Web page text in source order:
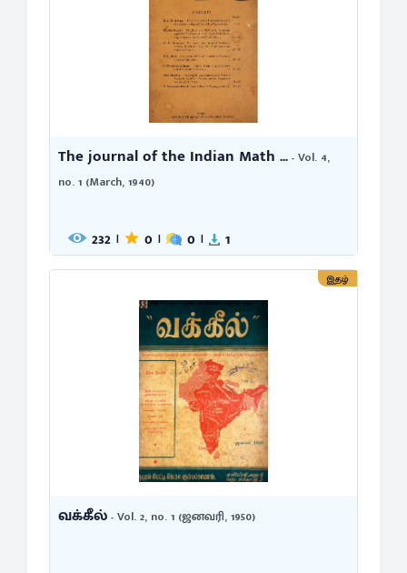
The journal of the Indian Math ...- Vol. 4,
no. 1 (March, 1940)
232 | 0 | 0 | 1
இதழ்
வக்கீல்- Vol. 2, no. 1 (ஜனவரி, 1950)